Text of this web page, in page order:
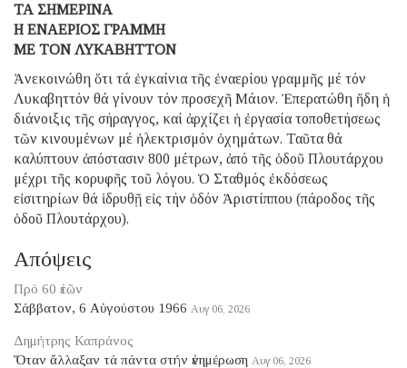
ΤΑ ΣΗΜΕΡΙΝΑ
Η ΕΝΑΕΡΙΟΣ ΓΡΑΜΜΗ
ΜΕ ΤΟΝ ΛΥΚΑΒΗΤΤΟΝ
Ἀνεκοινώθη ὅτι τά ἐγκαίνια τῆς ἐναερίου γραμμῆς μέ τόν
Λυκαβηττόν θά γίνουν τόν προσεχῆ Μάιον. Ἐπερατώθη ἤδη ἡ
διάνοιξις τῆς σήραγγος, καί ἀρχίζει ἡ ἐργασία τοποθετήσεως
τῶν κινουμένων μέ ἠλεκτρισμόν ὀχημάτων. Ταῦτα θά
καλύπτουν ἀπόστασιν 800 μέτρων, ἀπό τῆς ὁδοῦ Πλουτάρχου
μέχρι τῆς κορυφῆς τοῦ λόγου. Ὁ Σταθμός ἐκδόσεως
εἰσιτηρίων θά ἱδρυθῇ εἰς τήν ὁδόν Ἀριστίππου (πάροδος τῆς
ὁδοῦ Πλουτάρχου).
Απόψεις
Πρό 60 ἐτῶν
Σάββατον, 6 Αὐγούστου 1966 Αυγ 06, 2026
Δημήτρης Καπράνος
Ὅταν ἄλλαξαν τά πάντα στήν ἐνημέρωση Αυγ 06, 2026